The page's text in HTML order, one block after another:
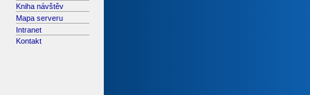
Kniha návštěv
Mapa serveru
Intranet
Kontakt